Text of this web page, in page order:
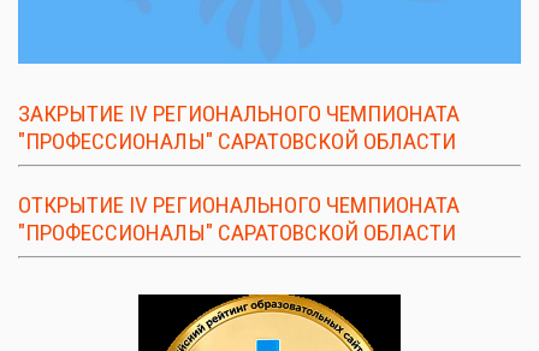
ЗАКРЫТИЕ IV РЕГИОНАЛЬНОГО ЧЕМПИОНАТА
"ПРОФЕССИОНАЛЫ" САРАТОВСКОЙ ОБЛАСТИ
ОТКРЫТИЕ IV РЕГИОНАЛЬНОГО ЧЕМПИОНАТА
"ПРОФЕССИОНАЛЫ" САРАТОВСКОЙ ОБЛАСТИ